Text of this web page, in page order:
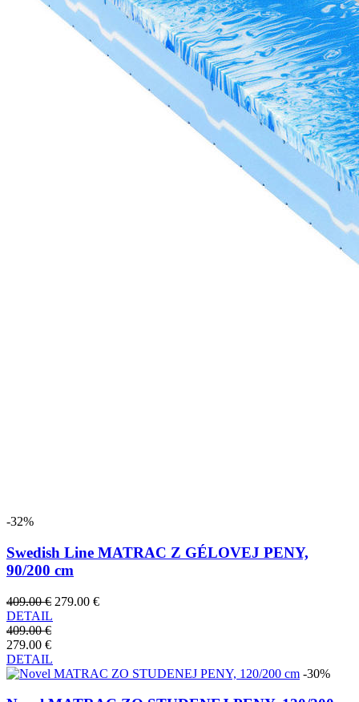
-32%
Swedish Line MATRAC Z GÉLOVEJ PENY,
90/200 cm
409.00 € 279.00 €
DETAIL
409.00 €
279.00 €
DETAIL
-30%